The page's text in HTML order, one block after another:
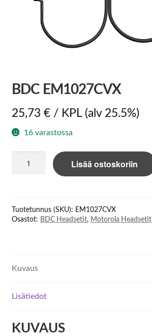
BDC EM1027CVX
25,73 €/ KPL (alv 25.5%)
16 varastossa
EM1027CVX
Lisää ostoskoriin
Tuotetunnus (SKU): EM1027CVX
Osastot: BDC Headsetit, Motorola Headsetit
Kuvaus
Lisätiedot
KUVAUS